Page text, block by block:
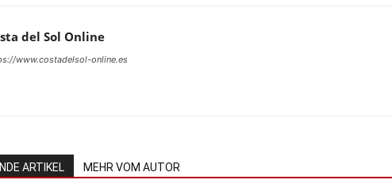
del Sol Online
www.costadelsol-online.es
ARTIKEL MEHR VOM AUTOR